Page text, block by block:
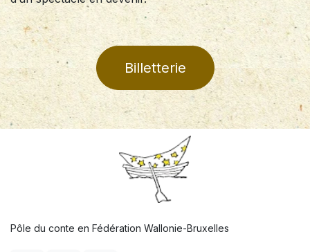
Billetterie
Pôle du conte en Fédération Wallonie-Bruxelles